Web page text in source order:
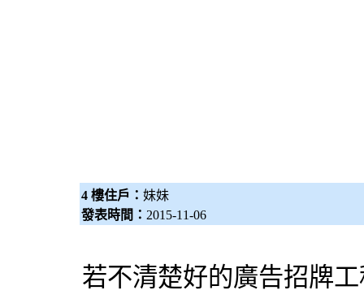
4 樓住戶： 妹妹
發表時間： 2015-11-06
若不清楚好的廣告招牌